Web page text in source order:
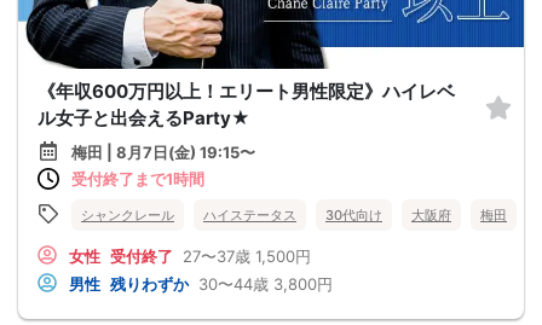
《年収600万円以上！エリート男性限定》ハイレベ
ル女子と出会えるParty★
梅田 | 8月7日(金) 19:15〜
受付終了まで1時間
シャンクレール ハイステータス 30代向け 大阪府 梅田
女性 受付終了 27〜37歳 1,500円
男性 残りわずか 30〜44歳 3,800円